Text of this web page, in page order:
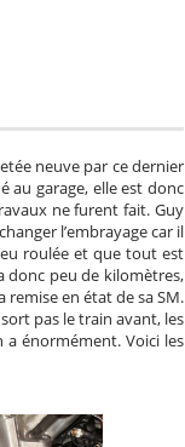
neuve par ce dernier
au garage, elle est donc
ne furent fait. Guy
l’embrayage car il
roulée et que tout est
donc peu de kilomètres,
remise en état de sa SM.
pas le train avant, les
énormément. Voici les